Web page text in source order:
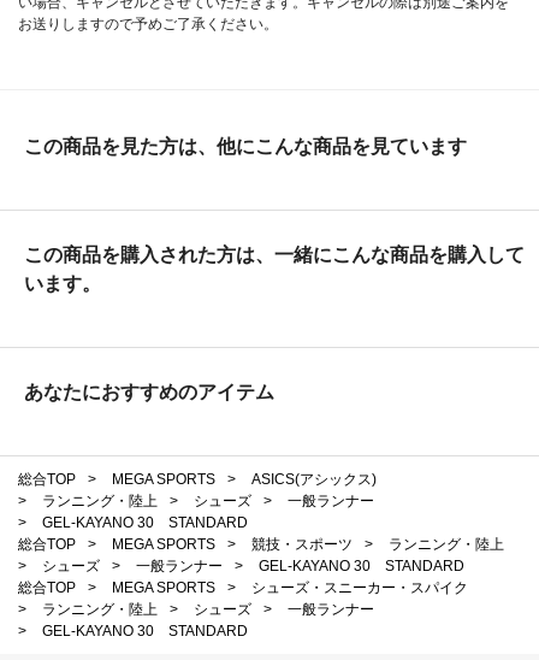
お送りしますので予めご了承ください。
この商品を見た方は、他にこんな商品を見ています
この商品を購入された方は、一緒にこんな商品を購入して
います。
あなたにおすすめのアイテム
総合TOP > MEGA SPORTS >
ASICS(アシックス)
>
ランニング・陸上 > シューズ >
一般ランナー
>
GEL-KAYANO 30 STANDARD
総合TOP
> MEGA SPORTS > 競技・スポーツ >
ランニング・陸上
>
シューズ > 一般ランナー >
GEL-KAYANO 30 STANDARD
総合TOP
> MEGA SPORTS >
シューズ・スニーカー・スパイク
>
ランニング・陸上 > シューズ >
一般ランナー
>
GEL-KAYANO 30 STANDARD